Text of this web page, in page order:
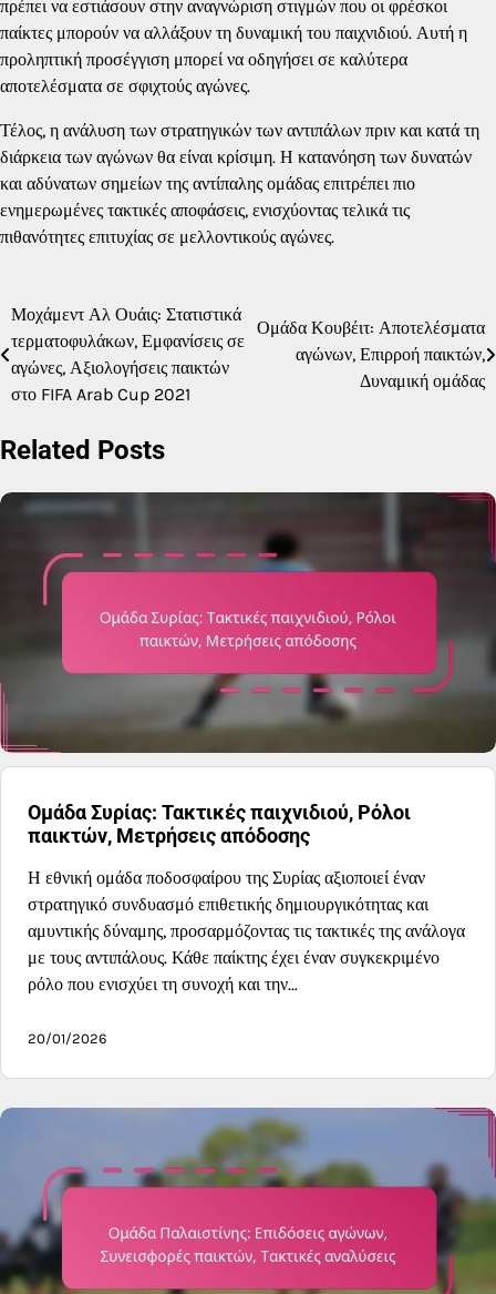
πρέπει να εστιάσουν στην αναγνώριση στιγμών που οι φρέσκοι
παίκτες μπορούν να αλλάξουν τη δυναμική του παιχνιδιού. Αυτή η
προληπτική προσέγγιση μπορεί να οδηγήσει σε καλύτερα
αποτελέσματα σε σφιχτούς αγώνες.
Τέλος, η ανάλυση των στρατηγικών των αντιπάλων πριν και κατά τη
διάρκεια των αγώνων θα είναι κρίσιμη. Η κατανόηση των δυνατών
και αδύνατων σημείων της αντίπαλης ομάδας επιτρέπει πιο
ενημερωμένες τακτικές αποφάσεις, ενισχύοντας τελικά τις
πιθανότητες επιτυχίας σε μελλοντικούς αγώνες.
Post
navigation
Μοχάμεντ Αλ Ουάις: Στατιστικά
τερματοφυλάκων, Εμφανίσεις σε
αγώνες, Αξιολογήσεις παικτών
στο FIFA Arab Cup 2021
Ομάδα Κουβέιτ: Αποτελέσματα
αγώνων, Επιρροή παικτών,
Δυναμική ομάδας
Related Posts
Ομάδα Συρίας: Τακτικές παιχνιδιού, Ρόλοι
παικτών, Μετρήσεις απόδοσης
Η εθνική ομάδα ποδοσφαίρου της Συρίας αξιοποιεί έναν
στρατηγικό συνδυασμό επιθετικής δημιουργικότητας και
αμυντικής δύναμης, προσαρμόζοντας τις τακτικές της ανάλογα
με τους αντιπάλους. Κάθε παίκτης έχει έναν συγκεκριμένο
ρόλο που ενισχύει τη συνοχή και την…
20/01/2026